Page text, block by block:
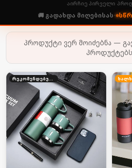
აირჩიე პირველი
🚚 გადახდა მიღებისას•
პროდუქტი ვერ მოიძებნა —
პროდუქტებს
რეკომენდებული